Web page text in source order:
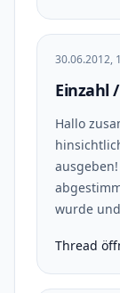
30.06.2012,
Einzahl
Hallo
wurde
Thread